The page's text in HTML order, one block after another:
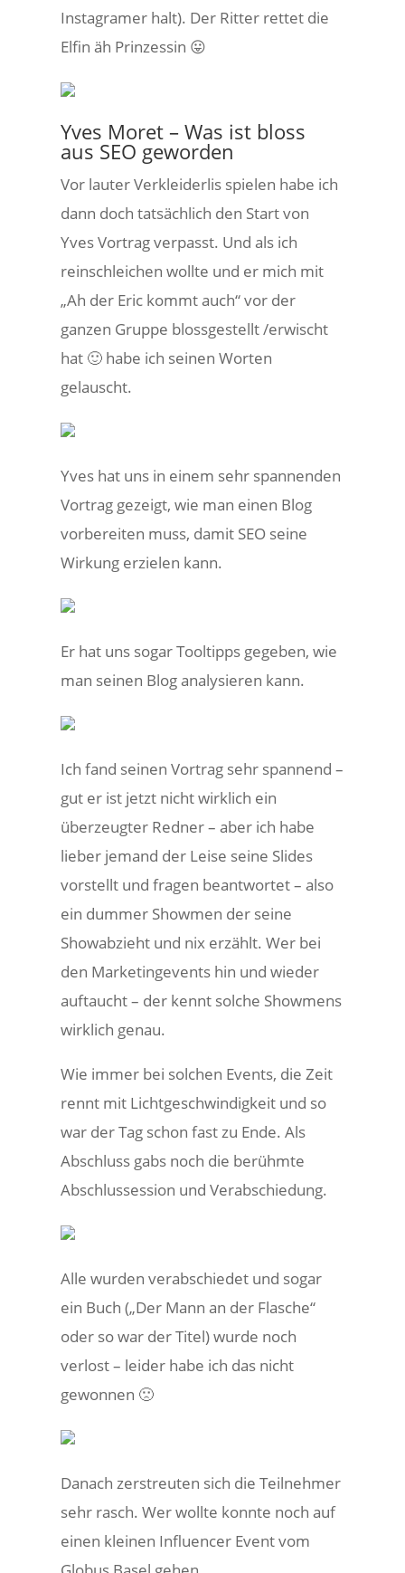
Instagramer halt). Der Ritter rettet die
Elfin äh Prinzessin 😛
Yves Moret – Was ist bloss
aus SEO geworden
Vor lauter Verkleiderlis spielen habe ich
dann doch tatsächlich den Start von
Yves Vortrag verpasst. Und als ich
reinschleichen wollte und er mich mit
„Ah der Eric kommt auch“ vor der
ganzen Gruppe blossgestellt /erwischt
hat 🙂 habe ich seinen Worten
gelauscht.
Yves hat uns in einem sehr spannenden
Vortrag gezeigt, wie man einen Blog
vorbereiten muss, damit SEO seine
Wirkung erzielen kann.
Er hat uns sogar Tooltipps gegeben, wie
man seinen Blog analysieren kann.
Ich fand seinen Vortrag sehr spannend –
gut er ist jetzt nicht wirklich ein
überzeugter Redner – aber ich habe
lieber jemand der Leise seine Slides
vorstellt und fragen beantwortet – also
ein dummer Showmen der seine
Showabzieht und nix erzählt. Wer bei
den Marketingevents hin und wieder
auftaucht – der kennt solche Showmens
wirklich genau.
Wie immer bei solchen Events, die Zeit
rennt mit Lichtgeschwindigkeit und so
war der Tag schon fast zu Ende. Als
Abschluss gabs noch die berühmte
Abschlussession und Verabschiedung.
Alle wurden verabschiedet und sogar
ein Buch („Der Mann an der Flasche“
oder so war der Titel) wurde noch
verlost – leider habe ich das nicht
gewonnen 🙁
Danach zerstreuten sich die Teilnehmer
sehr rasch. Wer wollte konnte noch auf
einen kleinen Influencer Event vom